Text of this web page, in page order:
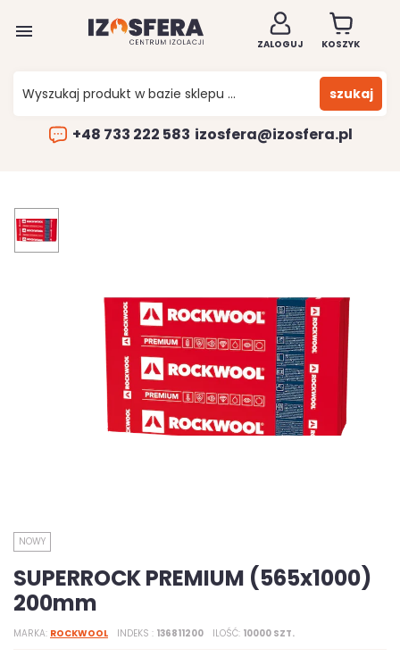

ZALOGUJ KOSZYK
szukaj
+48 733 222 583 izosfera@izosfera.pl
NOWY
SUPERROCK PREMIUM (565x1000)
200mm
MARKA ROCKWOOL INDEKS 136811200 ILOŚĆ 10000 SZT.